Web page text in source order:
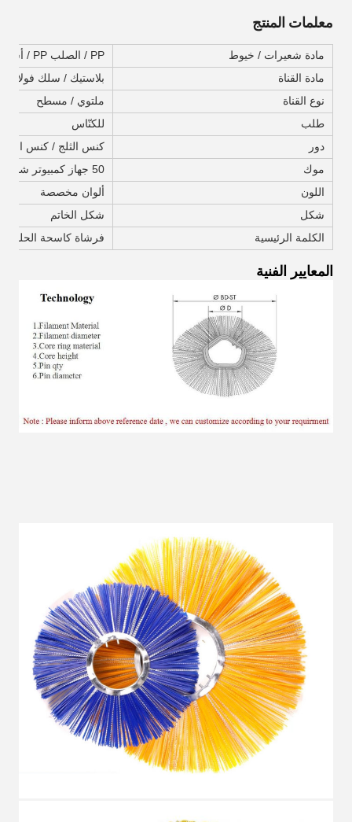
معلمات المنتج
مادة شعيرات / خيوط
PP / الصلب PP / أسلاك الفولاذ / PP + أسلاك الفولاذ
مادة القناة
بلاستيك / سلك فولاذي
نوع القناة
ملتوي / مسطح
طلب
للكنّاس
دور
كنس الثلج / كنس
موك
50 جهاز كمبيوتر شخصى
اللون
ألوان مخصصة
شكل
شكل الخاتم
الكلمة الرئيسية
فرشاة كاسحة الحلقة
المعايير الفنية